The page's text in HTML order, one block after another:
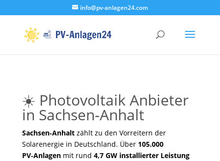
info@pv-anlagen24.com
☀️ Photovoltaik Anbieter
in Sachsen‑Anhalt
Sachsen‑Anhaltzählt zu den Vorreitern der
Solarenergie in Deutschland. Über 105.000
PV‑Anlagenmit rund 4,7 GW installierter Leistung